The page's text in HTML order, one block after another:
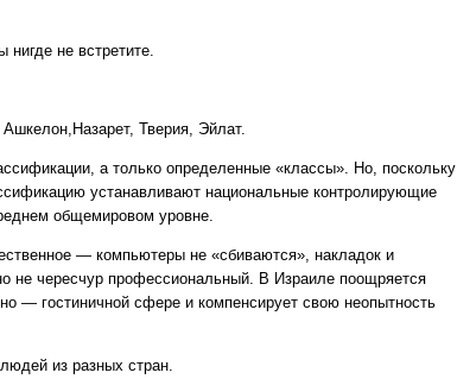
Круизы - 2026
тура в офисе
не встретите.
Тверия, Эйлат.
а только определенные «классы». Но, поскольку
устанавливают национальные контролирующие
общемировом уровне.
— компьютеры не «сбиваются», накладок и
не чересчур профессиональный. В Израиле поощряется
— гостиничной сфере и компенсирует свою неопытность
из разных стран.